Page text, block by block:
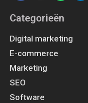
Categorieën
Digital marketing
E-commerce
Marketing
SEO
Software